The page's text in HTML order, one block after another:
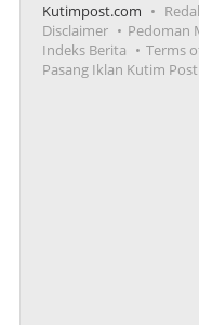
Kutimpost.com
Disclaimer
Pedoman
Indeks Berita
Terms
Pasang Iklan Kutim Post